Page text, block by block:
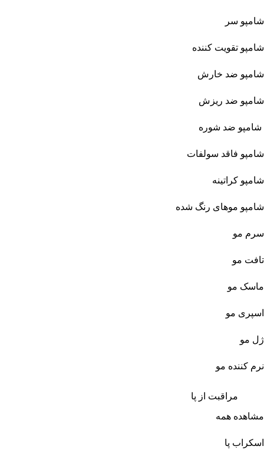
شامپو سر
شامپو تقویت کننده
شامپو ضد خارش
شامپو ضد ریزش
شامپو ضد شوره
شامپو فاقد سولفات
شامپو کراتینه
شامپو موهای رنگ شده
سرم مو
تافت مو
ماسک مو
اسپری مو
ژل مو
نرم کننده مو
مراقبت از پا
مشاهده همه
اسکراب پا